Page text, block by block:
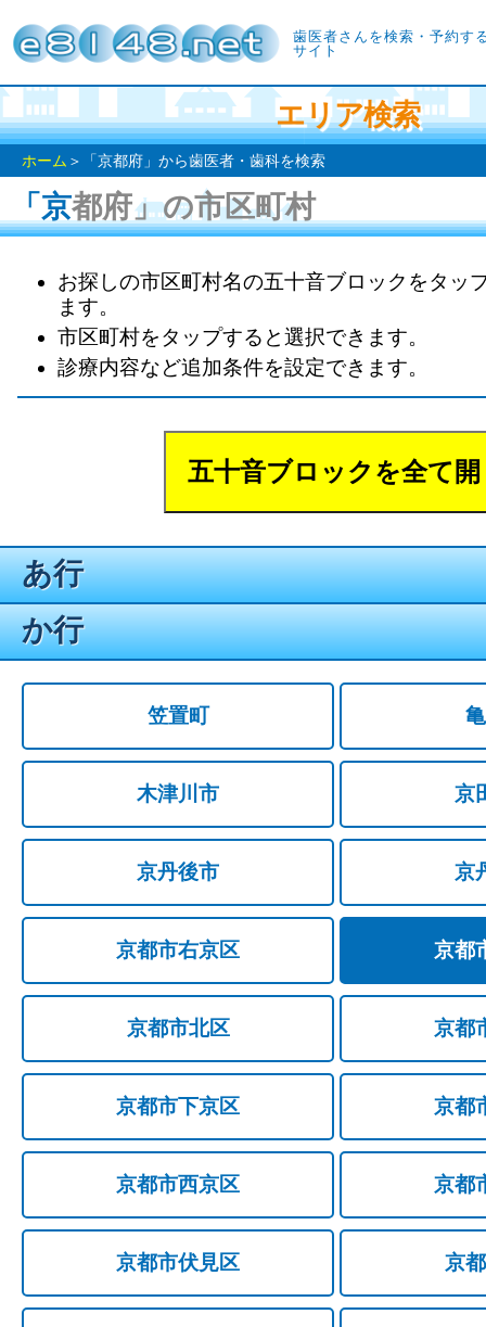
歯医者さんを検索・予約す
サイト
エリア検索
ホーム ＞「京都府」から歯医者・歯科を検索
「京都府」の市区町村
お探しの市区町村名の五十音ブロックをタッ
ます。
市区町村をタップすると選択できます。
診療内容など追加条件を設定できます。
あ行
か行
笠置町
木津川市 京
京丹後市 京
京都市右京区 京都
京都市北区 京都
京都市下京区 京都
京都市西京区 京都
京都市伏見区 京